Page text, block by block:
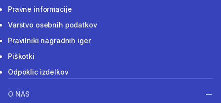
Pravne informacije
Varstvo osebnih podatkov
Pravilniki nagradnih iger
Piškotki
Odpoklic izdelkov
O NAS